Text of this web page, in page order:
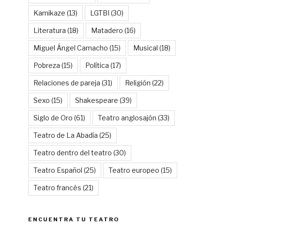
Kamikaze (13) LGTBI (30)
Literatura (18) Matadero (16)
Miguel Ángel Camacho (15) Musical (18)
Pobreza (15) Política (17)
Relaciones de pareja (31) Religión (22)
Sexo (15) Shakespeare (39)
Siglo de Oro (61) Teatro anglosajón (33)
Teatro de La Abadía (25)
Teatro dentro del teatro (30)
Teatro Español (25) Teatro europeo (15)
Teatro francés (21)
ENCUENTRA TU TEATRO